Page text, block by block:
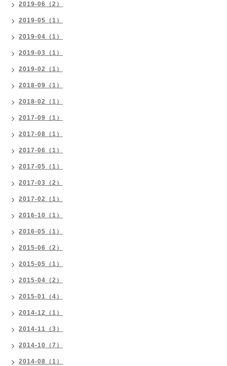
2019-06（2）
2019-05（1）
2019-04（1）
2019-03（1）
2019-02（1）
2018-09（1）
2018-02（1）
2017-09（1）
2017-08（1）
2017-06（1）
2017-05（1）
2017-03（2）
2017-02（1）
2016-10（1）
2016-05（1）
2015-06（2）
2015-05（1）
2015-04（2）
2015-01（4）
2014-12（1）
2014-11（3）
2014-10（7）
2014-08（1）